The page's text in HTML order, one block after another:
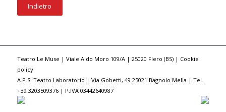
Indietro
Teatro Le Muse | Viale Aldo Moro 109/A | 25020 Flero (BS) | Cookie
policy
A.P.S. Teatro Laboratorio | Via Gobetti, 49 25021 Bagnolo Mella | Tel.
+39 3203509376 | P.IVA 03442640987